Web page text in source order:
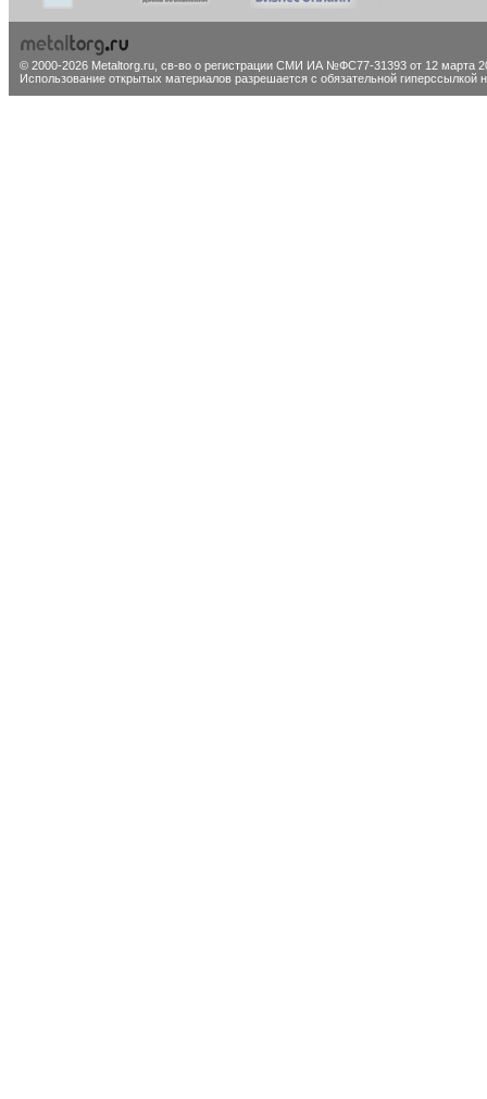
© 2000-2026 Metaltorg.ru, св-во о регистрации СМИ ИА №ФС77-31393 от 12 марта
Использование открытых материалов разрешается с обязательной гиперссылкой